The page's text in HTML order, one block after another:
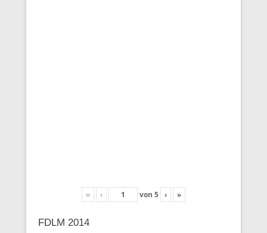
« ‹ von 5 › »
FDLM 2014